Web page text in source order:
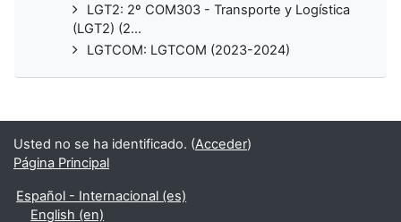
LGT2: 2º COM303 - Transporte y Logística
(LGT2) (2...
LGTCOM: LGTCOM (2023-2024)
Usted no se ha identificado. (Acceder)
Página Principal
Español - Internacional ‎(es)‎
English ‎(en)‎